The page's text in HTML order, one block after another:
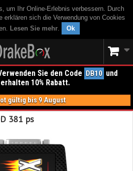
um Ihr Online-Erlebnis verbessern. Durch
erklären sich die Verwendung von Cookies
Lesen Sie mehr. Ok
Sie den Code DB10 und
erhalten 10% Rabatt.
gültig bis 9 August
381 ps